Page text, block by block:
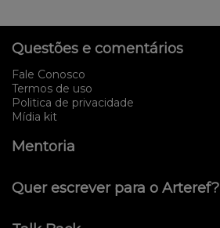
Questões e comentários
Fale Conosco
Termos de uso
Politica de privacidade
Mídia kit
Mentoria
Quer escrever para o Arteref?